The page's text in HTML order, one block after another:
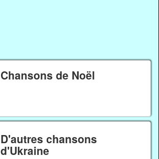
Chansons de Noël
D'autres chansons
d'Ukraine